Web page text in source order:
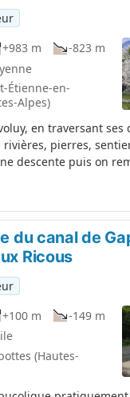
+983 m
-823 m
Étienne-en-
Alpes)
en traversant ses
rivières, pierres,
descente puis on
de l'itinéraire
du canal de
Ricous
+100 m
-149 m
(Hautes-